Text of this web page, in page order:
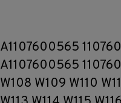
A1107600565
A1107600565
W108 W109 W110